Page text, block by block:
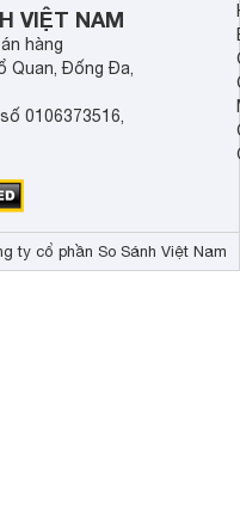
VIỆT NAM
hàng
Quan, Đống Đa,
0106373516,
ty cổ phần So Sánh Việt Nam